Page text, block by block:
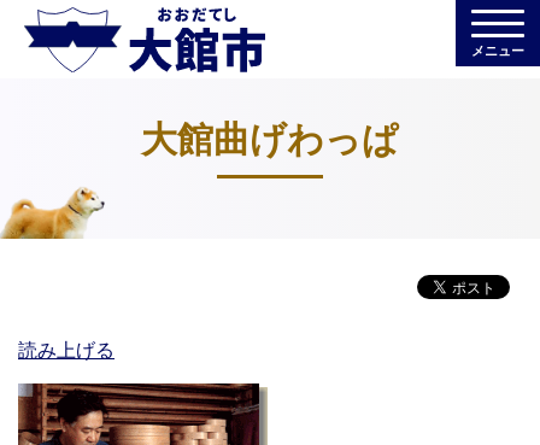
メニュー
大館曲げわっぱ
読み上げる